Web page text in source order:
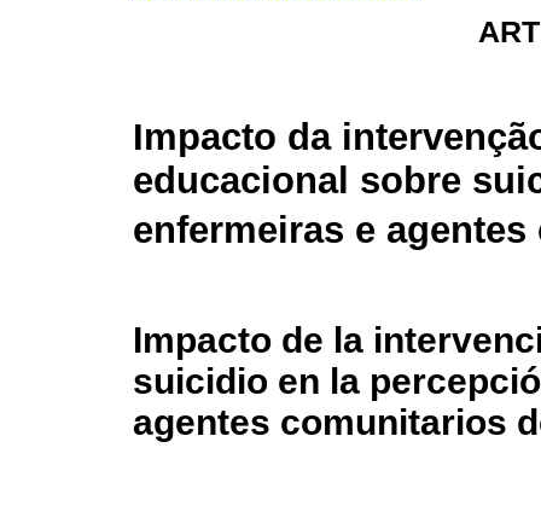
Impacto da
educacional sobre
enfermeiras e
Impacto de la
suicidio en la
agentes comunitarios